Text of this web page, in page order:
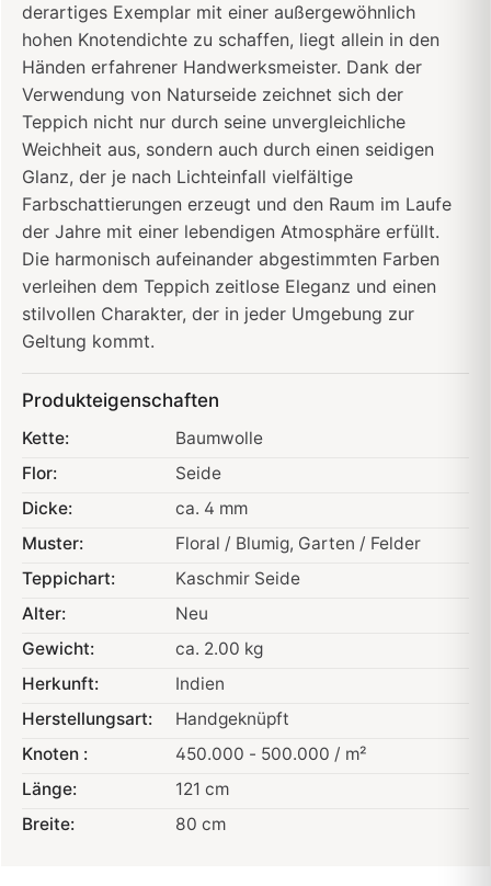
derartiges Exemplar mit einer außergewöhnlich
hohen Knotendichte zu schaffen, liegt allein in den
Händen erfahrener Handwerksmeister. Dank der
Verwendung von Naturseide zeichnet sich der
Teppich nicht nur durch seine unvergleichliche
Weichheit aus, sondern auch durch einen seidigen
Glanz, der je nach Lichteinfall vielfältige
Farbschattierungen erzeugt und den Raum im Laufe
der Jahre mit einer lebendigen Atmosphäre erfüllt.
Die harmonisch aufeinander abgestimmten Farben
verleihen dem Teppich zeitlose Eleganz und einen
stilvollen Charakter, der in jeder Umgebung zur
Geltung kommt.
Produkteigenschaften
Kette:
Baumwolle
Flor:
Seide
Dicke:
ca. 4 mm
Muster:
Floral / Blumig, Garten / Felder
Teppichart:
Kaschmir Seide
Alter:
Neu
Gewicht:
ca. 2.00 kg
Herkunft:
Indien
Herstellungsart:
Handgeknüpft
Knoten :
450.000 - 500.000 / m²
Länge:
121 cm
Breite:
80 cm